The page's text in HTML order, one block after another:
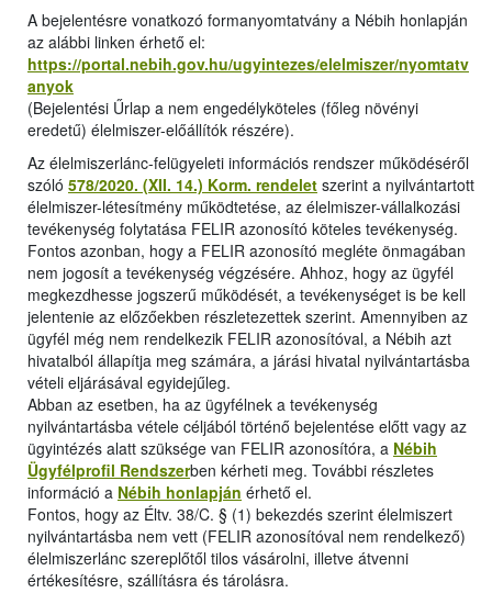
A bejelentésre vonatkozó formanyomtatvány a Nébih honlapján
az alábbi linken érhető el:
https://portal.nebih.gov.hu/ugyintezes/elelmiszer/nyomtatv
anyok
(Bejelentési Űrlap a nem engedélyköteles (főleg növényi
eredetű) élelmiszer-előállítók részére).
Az élelmiszerlánc-felügyeleti információs rendszer működéséről
szóló 578/2020. (XII. 14.) Korm. rendelet szerint a nyilvántartott
élelmiszer-létesítmény működtetése, az élelmiszer-vállalkozási
tevékenység folytatása FELIR azonosító köteles tevékenység.
Fontos azonban, hogy a FELIR azonosító megléte önmagában
nem jogosít a tevékenység végzésére. Ahhoz, hogy az ügyfél
megkezdhesse jogszerű működését, a tevékenységet is be kell
jelentenie az előzőekben részletezettek szerint. Amennyiben az
ügyfél még nem rendelkezik FELIR azonosítóval, a Nébih azt
hivatalból állapítja meg számára, a járási hivatal nyilvántartásba
vételi eljárásával egyidejűleg.
Abban az esetben, ha az ügyfélnek a tevékenység
nyilvántartásba vétele céljából történő bejelentése előtt vagy az
ügyintézés alatt szüksége van FELIR azonosítóra, a Nébih
Ügyfélprofil Rendszerben kérheti meg. További részletes
információ a Nébih honlapján érhető el.
Fontos, hogy az Éltv. 38/C. § (1) bekezdés szerint élelmiszert
nyilvántartásba nem vett (FELIR azonosítóval nem rendelkező)
élelmiszerlánc szereplőtől tilos vásárolni, illetve átvenni
értékesítésre, szállításra és tárolásra.